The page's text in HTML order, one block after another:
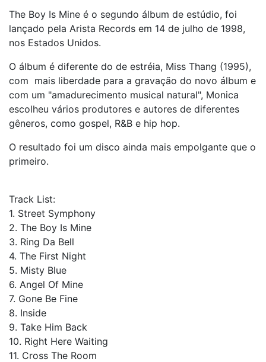
The Boy Is Mine é o segundo álbum de estúdio, foi
lançado pela Arista Records em 14 de julho de 1998,
nos Estados Unidos.
O álbum é diferente do de estréia, Miss Thang (1995),
com mais liberdade para a gravação do novo álbum e
com um "amadurecimento musical natural", Monica
escolheu vários produtores e autores de diferentes
gêneros, como gospel, R&B e hip hop.
O resultado foi um disco ainda mais empolgante que o
primeiro.
Track List:
1. Street Symphony
2. The Boy Is Mine
3. Ring Da Bell
4. The First Night
5. Misty Blue
6. Angel Of Mine
7. Gone Be Fine
8. Inside
9. Take Him Back
10. Right Here Waiting
11. Cross The Room